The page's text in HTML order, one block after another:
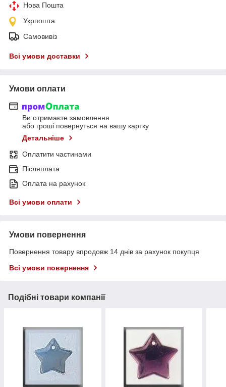
Нова Пошта
Укрпошта
Самовивіз
Всі умови доставки
Умови оплати
Ви отримаєте замовлення
або гроші повернуться на вашу картку
Детальніше
Оплатити частинами
Післяплата
Оплата на рахунок
Всі умови оплати
Умови повернення
Повернення товару впродовж 14 днів за рахунок покупця
Всі умови повернення
Подібні товари компанії